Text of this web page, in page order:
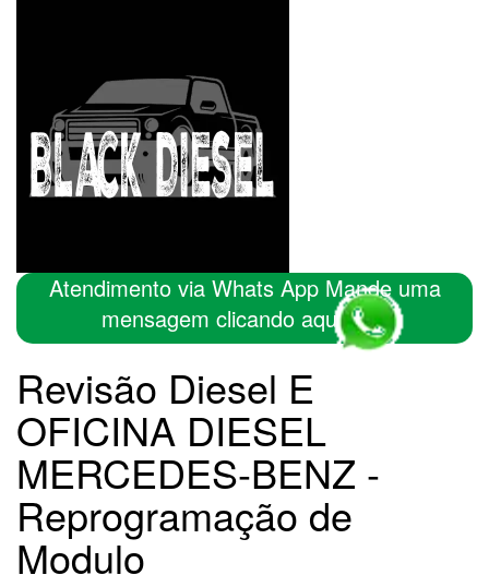
Atendimento via Whats App Mande uma
mensagem clicando aqui
Revisão Diesel E
OFICINA DIESEL
MERCEDES-BENZ -
Reprogramação de
Modulo